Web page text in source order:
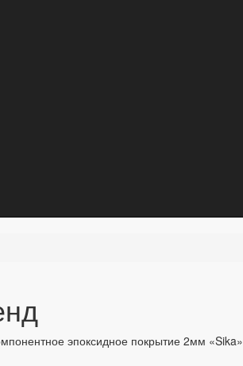
эпоксидное покрытие 2мм «Sika»